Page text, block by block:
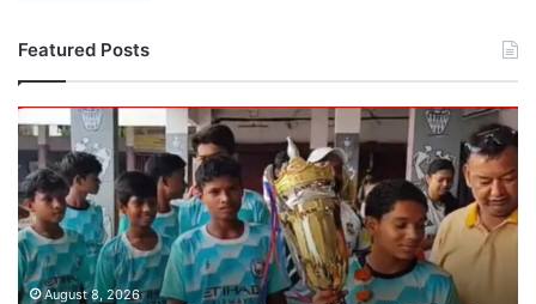
Featured Posts
अंडर-15
टीम
बनी
मध्यसप्रदेश
राज्य
चैंपियन
: ऐतिहासिक
August 8, 2026